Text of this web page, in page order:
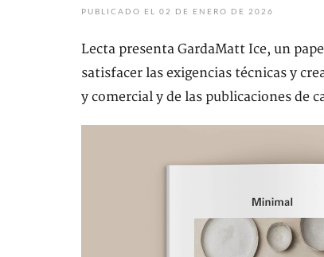
PUBLICADO EL 02 DE ENERO DE 2026
Lecta presenta GardaMatt Ice, un
satisfacer las exigencias técnicas y
y comercial y de las publicaciones de